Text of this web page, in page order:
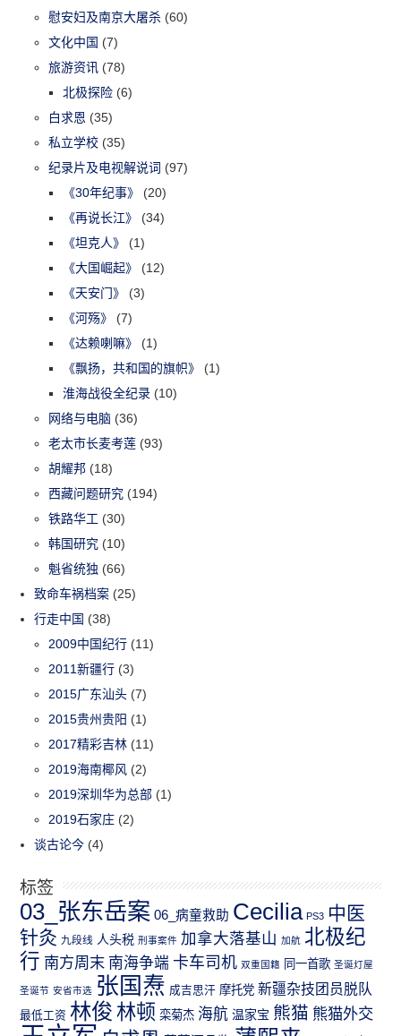
慰安妇及南京大屠杀 (60)
文化中国 (7)
旅游资讯 (78)
北极探险 (6)
白求恩 (35)
私立学校 (35)
纪录片及电视解说词 (97)
《30年纪事》
(20)
《再说长江》
(34)
《坦克人》
(1)
《大国崛起》
(12)
《天安门》
(3)
《河殇》
(7)
《达赖喇嘛》
(1)
《飘扬，共和国的旗帜》
(1)
淮海战役全纪录 (10)
网络与电脑 (36)
老太市长麦考莲 (93)
胡耀邦 (18)
西藏问题研究 (194)
铁路华工 (30)
韩国研究 (10)
魁省统独 (66)
致命车祸档案 (25)
行走中国 (38)
2009中国纪行 (11)
2011新疆行 (3)
2015广东汕头 (7)
2015贵州贵阳 (1)
2017精彩吉林 (11)
2019海南椰风 (2)
2019深圳华为总部 (1)
2019石家庄 (2)
谈古论今 (4)
标签
03_张东岳案 06_病童救助 Cecilia PS3 中医
针灸 九段线 人头税 刑事案件 加拿大落基山 加航 北极纪
行 南方周末 南海争端 卡车司机 双重国籍 同一首歌 圣诞灯屋
圣诞节 安省市选 张国焘 成吉思汗 摩托党 新疆杂技团员脱队
最低工资 林俊 林顿 栾菊杰 海航 温家宝 熊猫 熊猫外交